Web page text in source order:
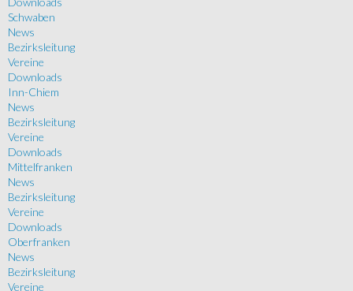
Schwaben
News
Bezirksleitung
Vereine
Downloads
Inn-Chiem
News
Bezirksleitung
Vereine
Downloads
Mittelfranken
News
Bezirksleitung
Vereine
Downloads
Oberfranken
News
Bezirksleitung
Vereine